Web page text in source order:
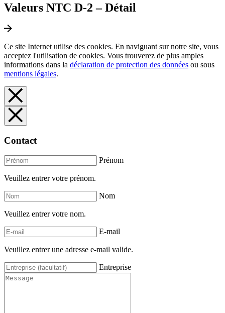
Valeurs NTC D-2 – Détail
Ce site Internet utilise des cookies. En naviguant sur notre site, vous
acceptez l'utilisation de cookies. Vous trouverez de plus amples
informations dans la déclaration de protection des données ou sous
mentions légales.
Contact
Prénom
Veuillez entrer votre prénom.
Nom
Veuillez entrer votre nom.
E-mail
Veuillez entrer une adresse e-mail valide.
Entreprise